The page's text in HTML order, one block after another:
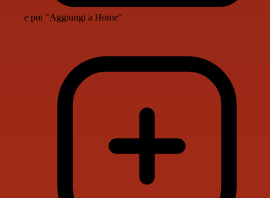
e poi "Aggiungi a Home"